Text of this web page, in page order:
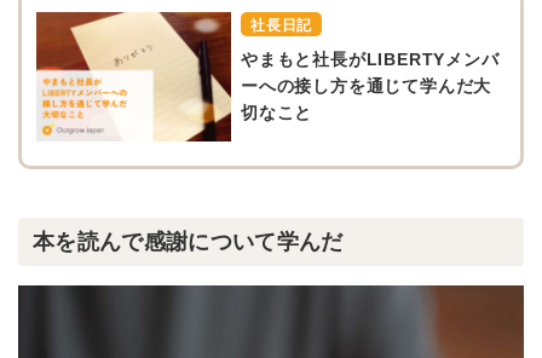
社長日記
やまもと社長がLIBERTYメンバ
ーへの接し方を通じて学んだ大
切なこと
本を読んで感謝について学んだ